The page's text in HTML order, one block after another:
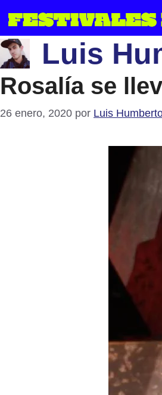
al
contenidoLuis
Rosalía se
26 enero, 2020 por Luis